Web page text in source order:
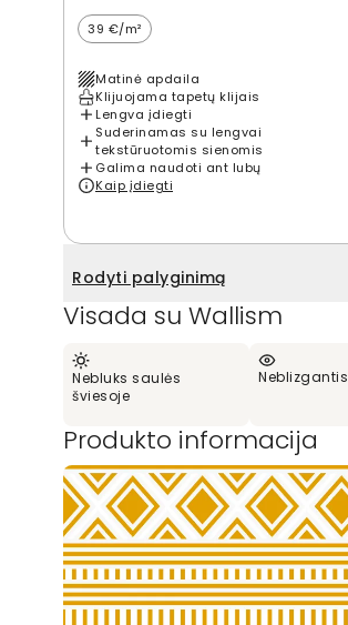
39 €/m²
Matinė apdaila
Klijuojama tapetų klijais
Lengva įdiegti
Suderinamas su lengvai
tekstūruotomis sienomis
Galima naudoti ant lubų
Kaip įdiegti
Rodyti palyginimą
Visada su Wallism
Nebluks saulės
šviesoje
Neblizgantis
Produkto informacija